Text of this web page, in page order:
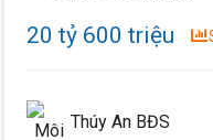
20 tỷ 600 triệu
Thúy An BĐS